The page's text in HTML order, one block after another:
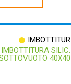
IMBOTTITUR
IMBOTTITURA SILIC.
40X40